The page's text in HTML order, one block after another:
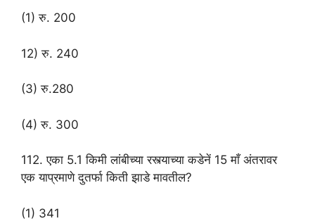
(1) रु. 200
12) रु. 240
(3) रु.280
(4) रु. 300
112. एका 5.1 किमी लांबीच्या रस्त्याच्या कडेनें 15 माँ अंतरावर
एक याप्रमाणे दुतर्फा किती झाडे मावतील?
(1) 341